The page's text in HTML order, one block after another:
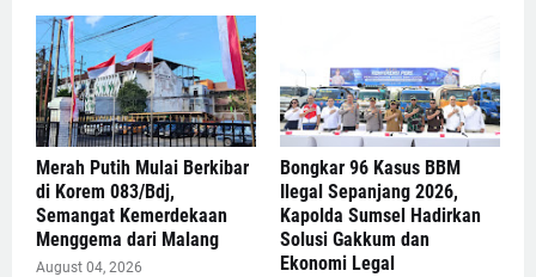
Merah Putih Mulai Berkibar
di Korem 083/Bdj,
Semangat Kemerdekaan
Menggema dari Malang
August 04, 2026
Bongkar 96 Kasus BBM
Ilegal Sepanjang 2026,
Kapolda Sumsel Hadirkan
Solusi Gakkum dan
Ekonomi Legal